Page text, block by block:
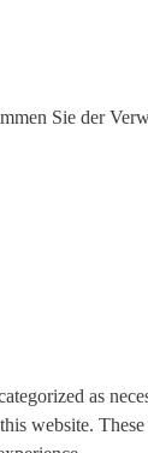
Sie der
as
website.